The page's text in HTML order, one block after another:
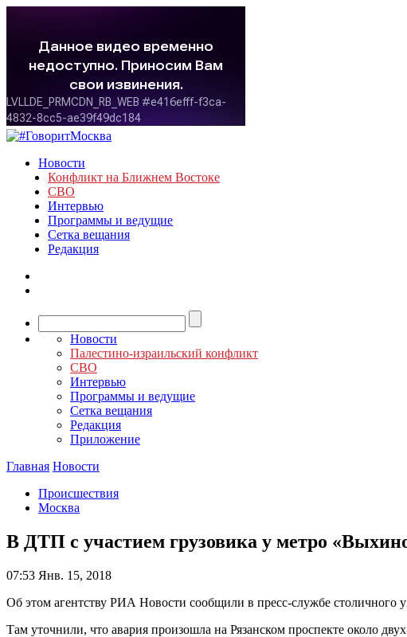
Новости
Конфликт на Ближнем Востоке
СВО
Интервью
Программы и ведущие
Сетка вещания
Редакция
Новости
Палестино-израильский конфликт
СВО
Интервью
Программы и ведущие
Сетка вещания
Редакция
Приложение
Главная Новости
Происшествия
Москва
В ДТП с участием грузовика у метро
07:53 Янв. 15, 2018
Об этом агентству РИА Новости сообщили в пресс-службе столичного
Там уточнили, что авария произошла на Рязанском проспекте около